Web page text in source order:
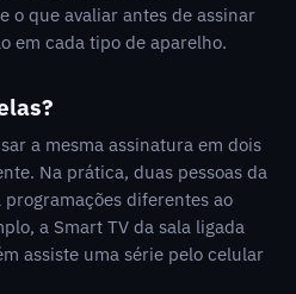
o que avaliar antes de assinar
em cada tipo de aparelho.
a mesma assinatura em dois
Na prática, duas pessoas da
diferentes ao
a Smart TV da sala ligada
assiste uma série pelo celular